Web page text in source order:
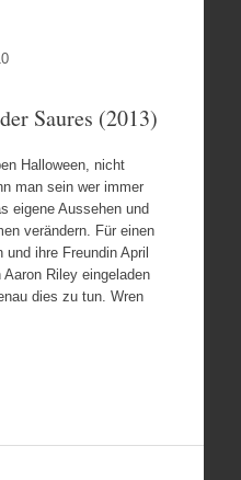
Saures (2013)
Halloween, nicht
man sein wer immer
eigene Aussehen und
verändern. Für einen
ihre Freundin April
Riley eingeladen
dies zu tun. Wren